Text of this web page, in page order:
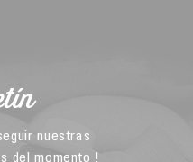
nuestras
del momento !